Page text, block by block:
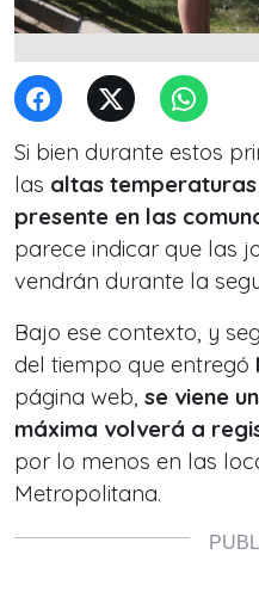
Si bien durante estos
las altas
presente en las
parece indicar que las
vendrán durante la
Bajo ese contexto, y
del tiempo que entregó
página web, se viene
máxima volverá a
por lo menos en las
Metropolitana.